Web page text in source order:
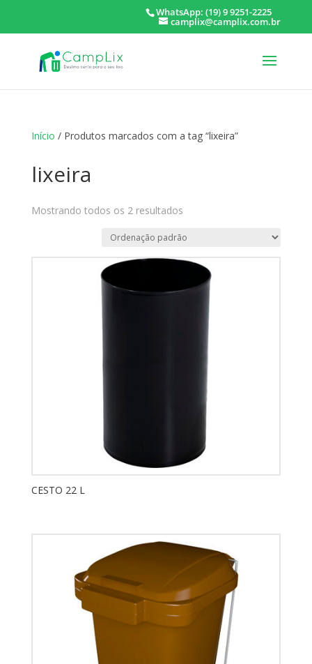
WhatsApp: (19) 9 9251-2225
camplix@camplix.com.br
Início / Produtos marcados com a tag “lixeira”
lixeira
Mostrando todos os 2 resultados
CESTO 22 L